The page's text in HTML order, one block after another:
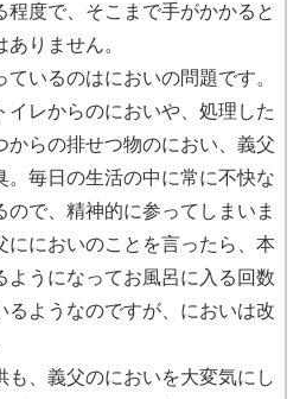
程度で、そこまで手がかかると
りません。
ているのはにおいの問題です。
イレからのにおいや、処理した
からの排せつ物のにおい、義父
。毎日の生活の中に常に不快な
ので、精神的に参ってしまいま
ににおいのことを言ったら、本
ようになってお風呂に入る回数
るようなのですが、においは改
も、義父のにおいを大変気にし